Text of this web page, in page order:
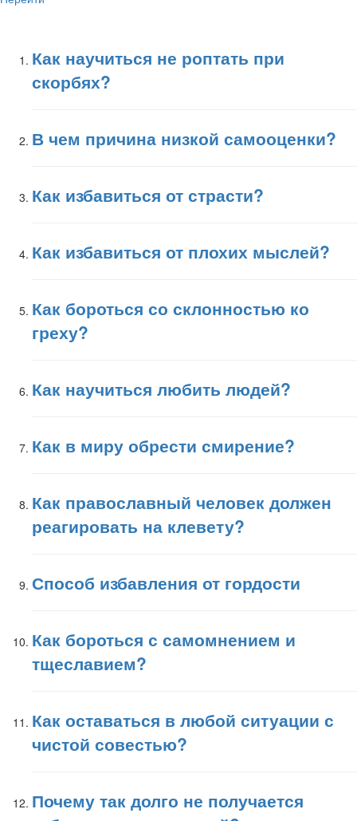
Как научиться не роптать при
скорбях?
В чем причина низкой самооценки?
Как избавиться от страсти?
Как избавиться от плохих мыслей?
Как бороться со склонностью ко
греху?
Как научиться любить людей?
Как в миру обрести смирение?
Как православный человек должен
реагировать на клевету?
Способ избавления от гордости
Как бороться с самомнением и
тщеславием?
Как оставаться в любой ситуации с
чистой совестью?
Почему так долго не получается